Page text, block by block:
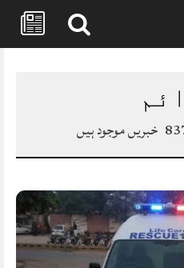
خبریں موجود ہیں